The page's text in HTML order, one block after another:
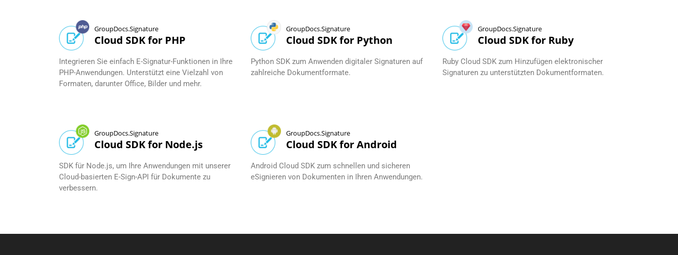
GroupDocs.Signature
Cloud SDK for PHP
Integrieren Sie einfach E-Signatur-Funktionen in Ihre
PHP-Anwendungen. Unterstützt eine Vielzahl von
Formaten, darunter Office, Bilder und mehr.
GroupDocs.Signature
Cloud SDK for Python
Python SDK zum Anwenden digitaler Signaturen auf
zahlreiche Dokumentformate.
GroupDocs.Signature
Cloud SDK for Ruby
Ruby Cloud SDK zum Hinzufügen elektronischer
Signaturen zu unterstützten Dokumentformaten.
GroupDocs.Signature
Cloud SDK for Node.js
SDK für Node.js, um Ihre Anwendungen mit unserer
Cloud-basierten E-Sign-API für Dokumente zu
verbessern.
GroupDocs.Signature
Cloud SDK for Android
Android Cloud SDK zum schnellen und sicheren
eSignieren von Dokumenten in Ihren Anwendungen.